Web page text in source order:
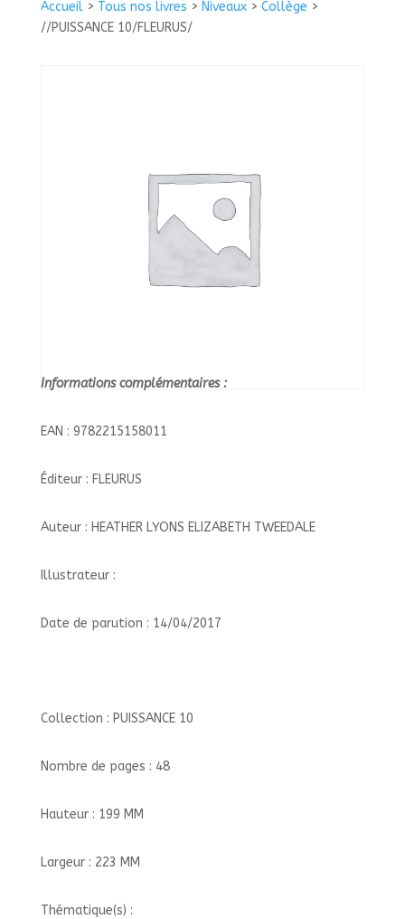
Accueil> Tous nos livres > Niveaux> Collège >
//PUISSANCE 10/FLEURUS/
10/FLEURUS/
Informations complémentaires :
EAN : 9782215158011
Éditeur : FLEURUS
Auteur : HEATHER LYONS ELIZABETH TWEEDALE
Illustrateur :
Date de parution : 14/04/2017
Collection : PUISSANCE 10
Nombre de pages : 48
Hauteur : 199 MM
Largeur : 223 MM
Thématique(s) :